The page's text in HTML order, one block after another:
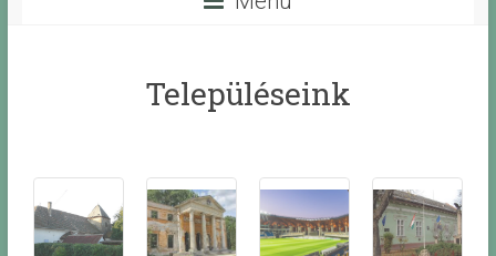
Településeink